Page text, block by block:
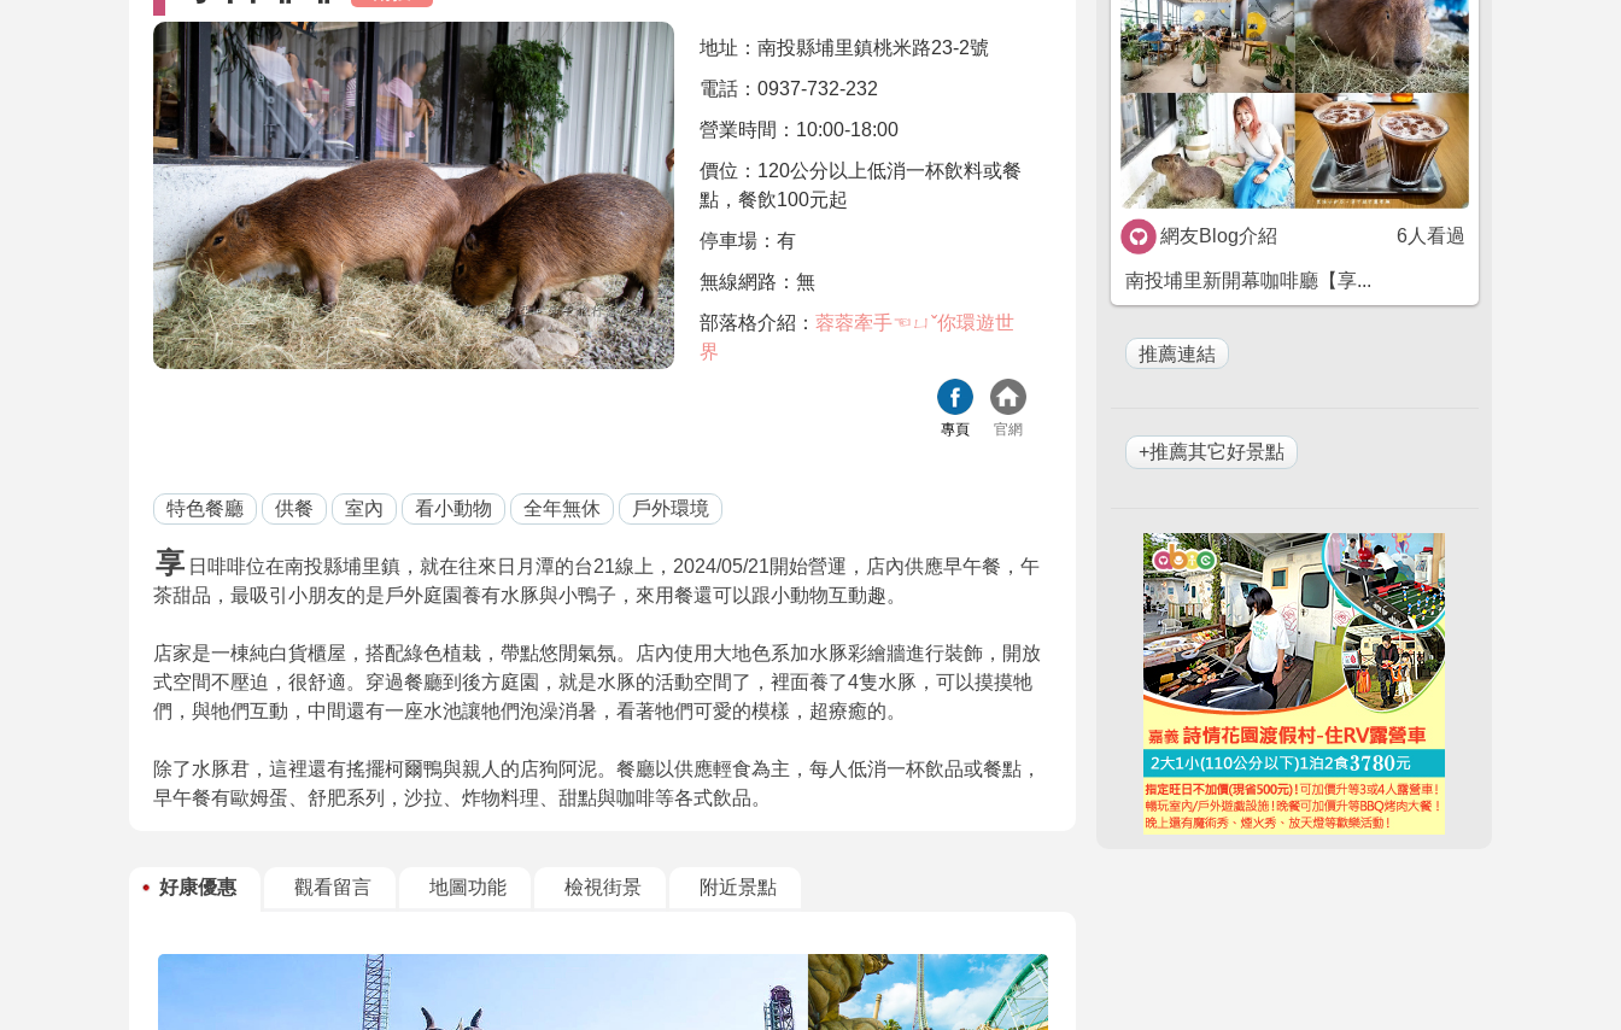
地址：南投縣埔里鎮桃米路23-2號
電話：0937-732-232
營業時間：10:00-18:00
價位：120公分以上低消一杯飲料或餐
點，餐飲100元起
停車場：有
無線網路：無
部落格介紹：蓉蓉牽手☜ㄩˇ你環遊世
界
專頁 官網
特色餐廳 供餐 室內 看小動物 全年無休 戶外環境
享 日啡啡位在南投縣埔里鎮，就在往來日月潭的台21線上，2024/05/21開始營運，店內供應早午餐，午
茶甜品，最吸引小朋友的是戶外庭園養有水豚與小鴨子，來用餐還可以跟小動物互動趣。
店家是一棟純白貨櫃屋，搭配綠色植栽，帶點悠閒氣氛。店內使用大地色系加水豚彩繪牆進行裝飾，開放
式空間不壓迫，很舒適。穿過餐廳到後方庭園，就是水豚的活動空間了，裡面養了4隻水豚，可以摸摸牠
們，與牠們互動，中間還有一座水池讓牠們泡澡消暑，看著牠們可愛的模樣，超療癒的。
除了水豚君，這裡還有搖擺柯爾鴨與親人的店狗阿泥。餐廳以供應輕食為主，每人低消一杯飲品或餐點，
早午餐有歐姆蛋、舒肥系列，沙拉、炸物料理、甜點與咖啡等各式飲品。
好康優惠 觀看留言 地圖功能 檢視街景 附近景點
網友Blog介紹 6人看過
​​ 南投埔里新開幕咖啡廳【享...
+推薦其它好景點